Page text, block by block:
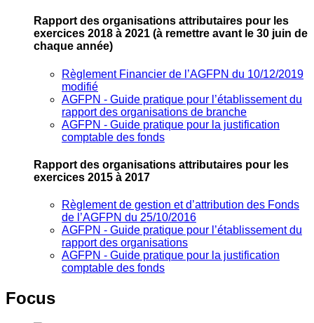
Rapport des organisations attributaires pour les
exercices 2018 à 2021 (à remettre avant le 30 juin de
chaque année)
Règlement Financier de l’AGFPN du 10/12/2019
modifié
AGFPN ‐ Guide pratique pour l’établissement du
rapport des organisations de branche
AGFPN ‐ Guide pratique pour la justification
comptable des fonds
Rapport des organisations attributaires pour les
exercices 2015 à 2017
Règlement de gestion et d’attribution des Fonds
de l’AGFPN du 25/10/2016
AGFPN ‐ Guide pratique pour l’établissement du
rapport des organisations
AGFPN ‐ Guide pratique pour la justification
comptable des fonds
Focus